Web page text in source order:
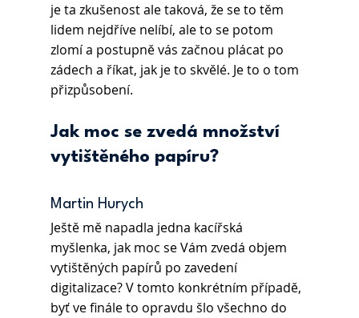
je ta zkušenost ale taková, že se to těm
lidem nejdříve nelíbí, ale to se potom
zlomí a postupně vás začnou plácat po
zádech a říkat, jak je to skvělé. Je to o tom
přizpůsobení.
Jak moc se zvedá množství
vytištěného papíru?
Martin Hurych
Ještě mě napadla jedna kacířská
myšlenka, jak moc se Vám zvedá objem
vytištěných papírů po zavedení
digitalizace? V tomto konkrétním případě,
byť ve finále to opravdu šlo všechno do